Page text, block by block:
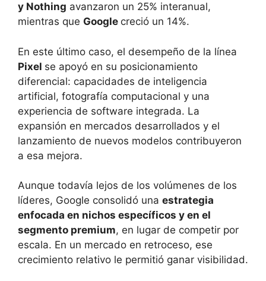
y Nothing avanzaron un 25% interanual,
mientras que Google creció un 14%.
En este último caso, el desempeño de la línea
Pixel se apoyó en su posicionamiento
diferencial: capacidades de inteligencia
artificial, fotografía computacional y una
experiencia de software integrada. La
expansión en mercados desarrollados y el
lanzamiento de nuevos modelos contribuyeron
a esa mejora.
Aunque todavía lejos de los volúmenes de los
líderes, Google consolidó una estrategia
enfocada en nichos específicos y en el
segmento premium, en lugar de competir por
escala. En un mercado en retroceso, ese
crecimiento relativo le permitió ganar visibilidad.